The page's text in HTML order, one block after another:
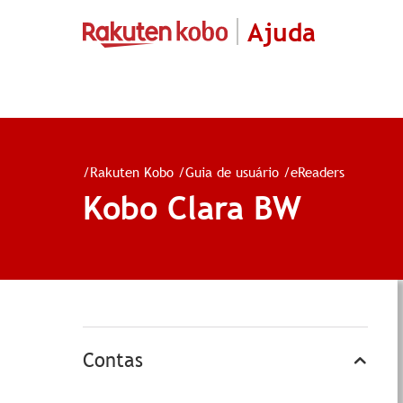
Ajuda
/Rakuten Kobo /Guia de usuário /eReaders
Kobo Clara BW
Contas